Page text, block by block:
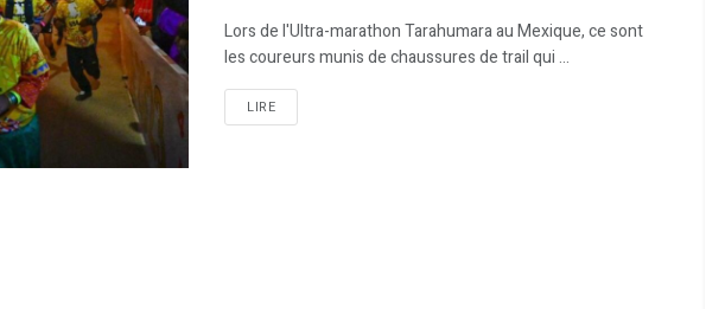
Lors de l'Ultra-marathon Tarahumara au Mexique, ce sont
les coureurs munis de chaussures de trail qui ...
LIRE